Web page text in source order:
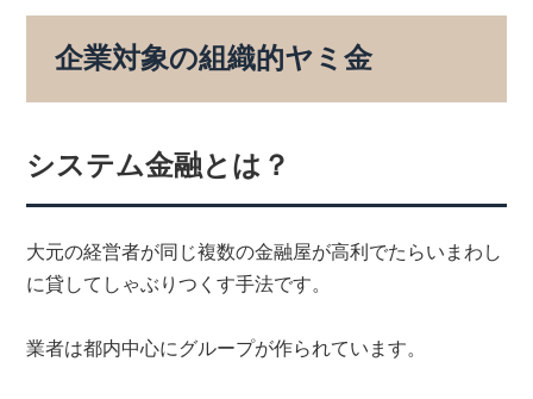
企業対象の組織的ヤミ金
システム金融とは？
大元の経営者が同じ複数の金融屋が高利でたらいまわし
に貸してしゃぶりつくす手法です。
業者は都内中心にグループが作られています。